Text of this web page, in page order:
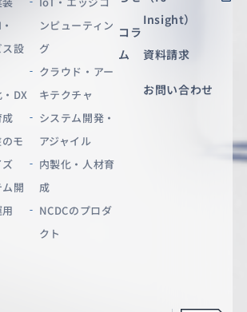
ス設
DX
成
モ
開
ンピューティン
グ
クラウド・アー
キテクチャ
システム開発・
アジャイル
内製化・人材育
成
NCDCのプロダ
クト
コラ
ム
Insight）
資料請求
お問い合わせ